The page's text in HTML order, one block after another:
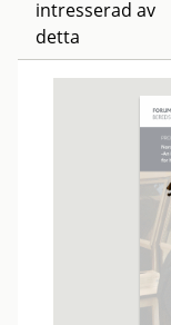
intresserad av
detta